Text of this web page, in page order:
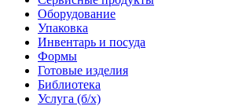
Оборудование
Упаковка
Инвентарь и посуда
Формы
Готовые изделия
Библиотека
Услуга (б/х)